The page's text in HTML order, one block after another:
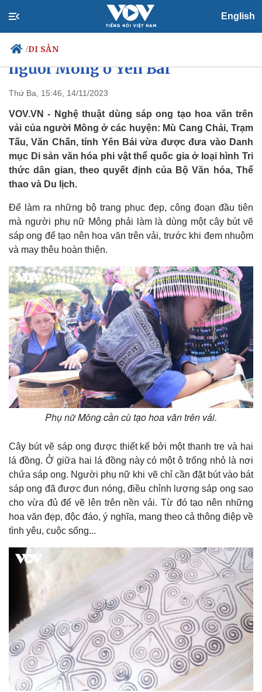
English
/DI SẢN
Chính trị
Đảng
Tổ chức nhân sự
Quốc hội
Nhận diện sự thật
Xã hội
Tin 24h
Dự báo thời tiết
Giáo dục
Dấu ấn VOV
Việc làm
Thế giới
Cuộc sống đó đây
Hồ sơ
E-Magazine
Infographic
Ghi danh nghệ thuật dùng sáp
ong tạo hoa văn trên vải của
người Mông ở Yên Bái
Thứ Ba, 15:46, 14/11/2023
VOV.VN - Nghệ thuật dùng sáp ong tạo hoa văn trên
vải của người Mông ở các huyện: Mù Cang Chải, Trạm
Tấu, Văn Chấn, tỉnh Yên Bái vừa được đưa vào Danh
mục Di sản văn hóa phi vật thể quốc gia ở loại hình Tri
thức dân gian, theo quyết định của Bộ Văn hóa, Thể
thao và Du lịch.
Để làm ra những bộ trang phục đẹp, công đoạn đầu tiên
mà người phụ nữ Mông phải làm là dùng một cây bút vẽ
sáp ong để tạo nên hoa văn trên vải, trước khi đem nhuộm
và may thêu hoàn thiện.
Phụ nữ Mông cần cù tạo hoa văn trên vải.
Cây bút vẽ sáp ong được thiết kế bởi một thanh tre và hai
lá đồng. Ở giữa hai lá đồng này có một ô trống nhỏ là nơi
chứa sáp ong. Người phụ nữ khi vẽ chỉ cần đặt bút vào bát
sáp ong đã được đun nóng, điều chỉnh lượng sáp ong sao
cho vừa đủ để vẽ lên trên nền vải. Từ đó tạo nên những
hoa văn đẹp, độc đáo, ý nghĩa, mang theo cả thông điệp về
tình yêu, cuộc sống...